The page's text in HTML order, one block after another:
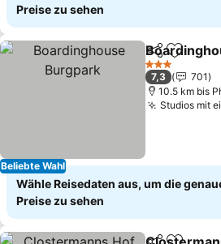
Preise zu sehen
Beliebte Wahl
TeilenZu
3 Sterne
7,3
701
10.5 km bis
Studios mit
Wähle Reisedaten aus, um die
Preise zu sehen